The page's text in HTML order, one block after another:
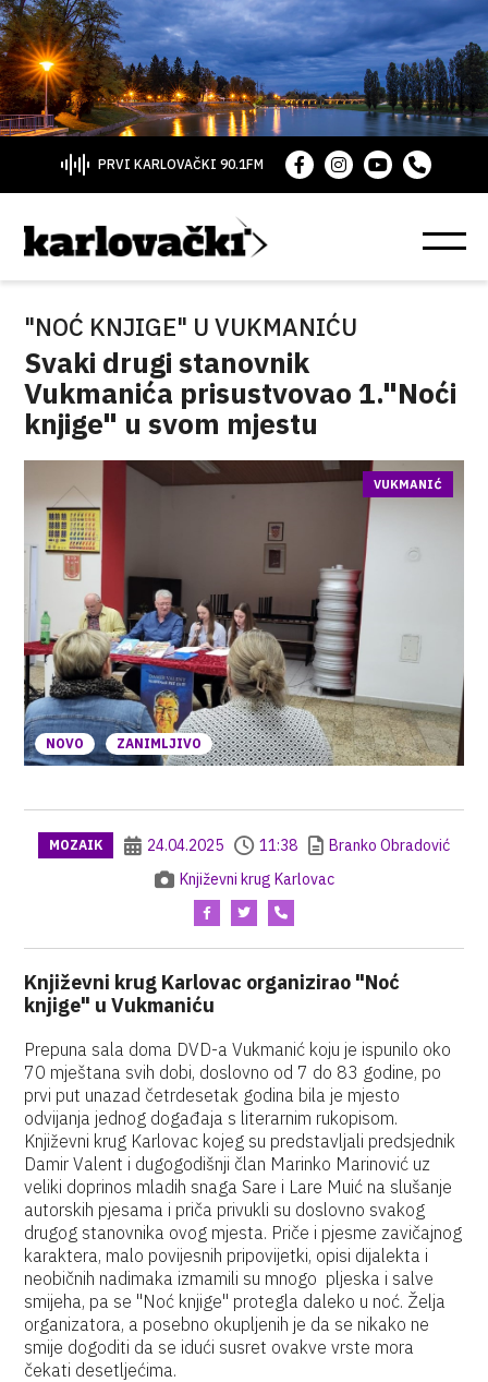
PRVI KARLOVAČKI 90.1FM
"NOĆ KNJIGE" U VUKMANIĆU
Svaki drugi stanovnik
Vukmanića prisustvovao 1."Noći
knjige" u svom mjestu
NOVO ZANIMLJIVO
VUKMANIĆ
MOZAIK 24.04.2025 11:38
Branko Obradović
Književni krug Karlovac
Književni krug Karlovac organizirao "Noć
knjige" u Vukmaniću
Prepuna sala doma DVD-a Vukmanić koju je ispunilo oko
70 mještana svih dobi, doslovno od 7 do 83 godine, po
prvi put unazad četrdesetak godina bila je mjesto
odvijanja jednog događaja s literarnim rukopisom.
Književni krug Karlovac kojeg su predstavljali predsjednik
Damir Valent i dugogodišnji član Marinko Marinović uz
veliki doprinos mladih snaga Sare i Lare Muić na slušanje
autorskih pjesama i priča privukli su doslovno svakog
drugog stanovnika ovog mjesta. Priče i pjesme zavičajnog
karaktera, malo povijesnih pripovijetki, opisi dijalekta i
neobičnih nadimaka izmamili su mnogo pljeska i salve
smijeha, pa se "Noć knjige" protegla daleko u noć. Želja
organizatora, a posebno okupljenih je da se nikako ne
smije dogoditi da se idući susret ovakve vrste mora
čekati desetljećima.